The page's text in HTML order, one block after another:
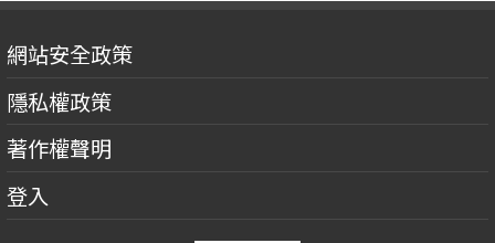
網站安全政策
隱私權政策
著作權聲明
登入